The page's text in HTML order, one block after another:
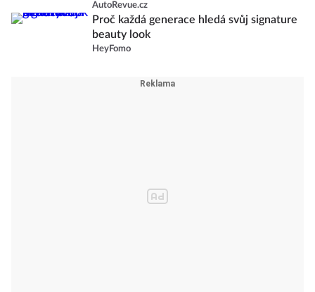
AutoRevue.cz
Proč každá generace hledá svůj signature
beauty look
HeyFomo